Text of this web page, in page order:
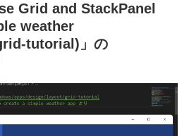
Grid and StackPanel
weather
tutorial)」の